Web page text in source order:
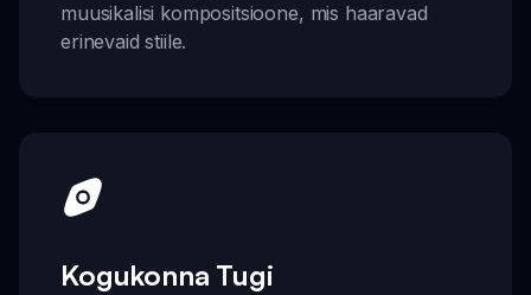
muusikalisi kompositsioone, mis haaravad
erinevaid stiile.
Kogukonna Tugi